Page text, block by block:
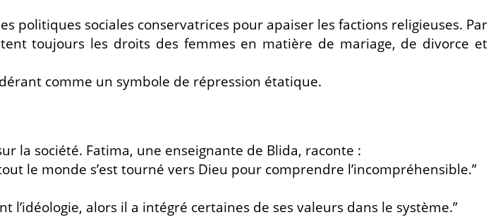
politiques sociales conservatrices pour apaiser les factions religieuses. Par
toujours les droits des femmes en matière de mariage, de divorce et
comme un symbole de répression étatique.
la société. Fatima, une enseignante de Blida, raconte :
le monde s’est tourné vers Dieu pour comprendre l’incompréhensible.”
alors il a intégré certaines de ses valeurs dans le système.”